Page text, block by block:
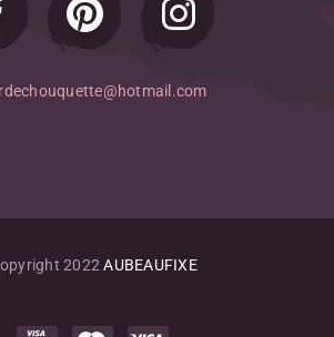
2022 AUBEAUFIXE